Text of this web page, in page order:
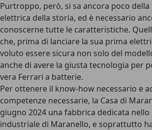
Purtroppo, però, si sa ancora poco
elettrica della storia, ed è necessario
conoscerne tutte le caratteristiche.
che, prima di lanciare la sua prima
voluto essere sicura non solo del
anche di avere la giusta tecnologia per
vera Ferrari a batterie.
Per ottenere il know-how necessario e
competenze necessarie, la Casa di
giugno 2024 una fabbrica dedicata
industriale di Maranello, e soprattutto